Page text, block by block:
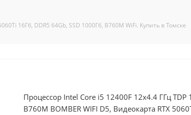
16Гб, DDR5 64Gb, SSD 1000Гб, B760M WiFi. Купить в Томске
Процессор Intel Core i5 12400F 12x4.4 ГГц TDP
B760M BOMBER WIFI D5, Видеокарта RTX